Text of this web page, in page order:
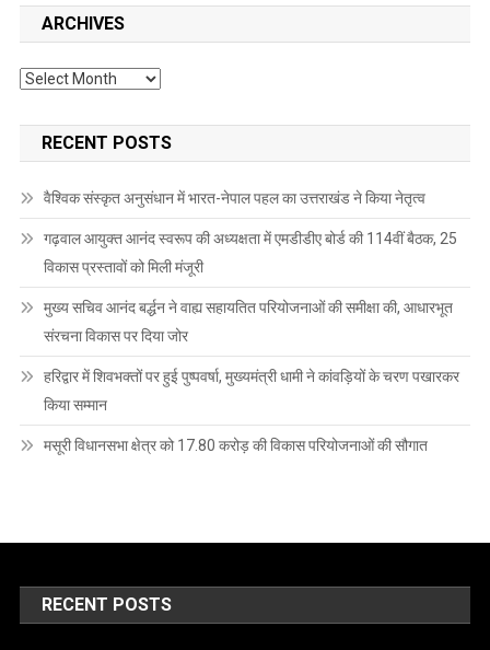
ARCHIVES
Archives
RECENT POSTS
वैश्विक संस्कृत अनुसंधान में भारत-नेपाल पहल का उत्तराखंड ने किया नेतृत्व
गढ़वाल आयुक्त आनंद स्वरूप की अध्यक्षता में एमडीडीए बोर्ड की 114वीं बैठक, 25
विकास प्रस्तावों को मिली मंजूरी
मुख्य सचिव आनंद बर्द्धन ने वाह्य सहायतित परियोजनाओं की समीक्षा की, आधारभूत
संरचना विकास पर दिया जोर
हरिद्वार में शिवभक्तों पर हुई पुष्पवर्षा, मुख्यमंत्री धामी ने कांवड़ियों के चरण पखारकर
किया सम्मान
मसूरी विधानसभा क्षेत्र को 17.80 करोड़ की विकास परियोजनाओं की सौगात
RECENT POSTS